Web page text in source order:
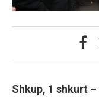
Shkup, 1 shkurt –